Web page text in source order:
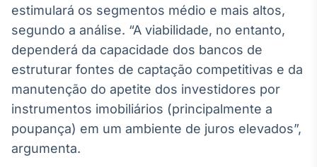
Gestão de
Em breve
estimulará os segmentos médio e mais altos,
segundo a análise. “A viabilidade, no entanto,
dependerá da capacidade dos bancos de
estruturar fontes de captação competitivas e da
manutenção do apetite dos investidores por
instrumentos imobiliários (principalmente a
poupança) em um ambiente de juros elevados”,
argumenta.